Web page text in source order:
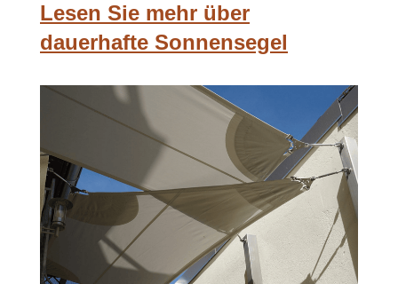
Lesen Sie mehr über
dauerhafte Sonnensegel